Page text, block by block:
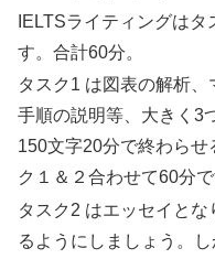
IELTSライティングは
す。合計60分。
タスク1 は図表の解析
手順の説明等、大きく3
150文字20分で終わら
ク１＆２合わせて60分
タスク2 はエッセイと
るようにしましょう。